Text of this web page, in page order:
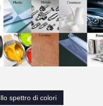
spettro di colori